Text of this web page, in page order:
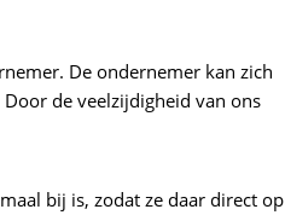
De ondernemer kan zich
de veelzijdigheid van ons
bij is, zodat ze daar direct op